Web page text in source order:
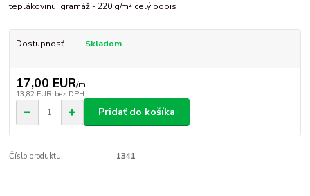
teplákovinu gramáž - 220 g/m² celý popis
Dostupnosť Skladom
17,00 EUR/m
13,82 EUR bez DPH
Pridať do košíka
Číslo produktu: 1341